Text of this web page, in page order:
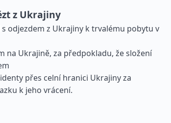
z Ukrajiny
odjezdem z Ukrajiny k trvalému pobytu v
na Ukrajině, za předpokladu, že složení
přes celní hranici Ukrajiny za
k jeho vrácení.